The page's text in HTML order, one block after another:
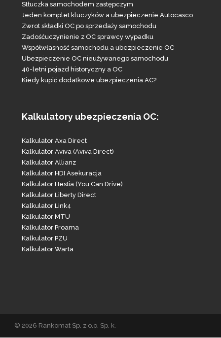
Stłuczka samochodem zastępczym
Jeden komplet kluczyków a ubezpieczenie Autocasco
Zwrot składki OC po sprzedaży samochodu
Zadośćuczynienie z OC sprawcy wypadku
Współwłasność samochodu a ubezpieczenie OC
Ubezpieczenie OC nieużywanego samochodu
40-letni pojazd historyczny a OC
Kiedy kupić dodatkowe ubezpieczenia AC?
Kalkulatory ubezpieczenia OC:
Kalkulator Axa Direct
Kalkulator Aviva (Aviva Direct)
Kalkulator Allianz
Kalkulator HDI Asekuracja
Kalkulator Hestia (You Can Drive)
Kalkulator Liberty Direct
Kalkulator Link4
Kalkulator MTU
Kalkulator Proama
Kalkulator PZU
Kalkulator Warta
© 2026 Rankomat Sp. z o.o. Sp. k.